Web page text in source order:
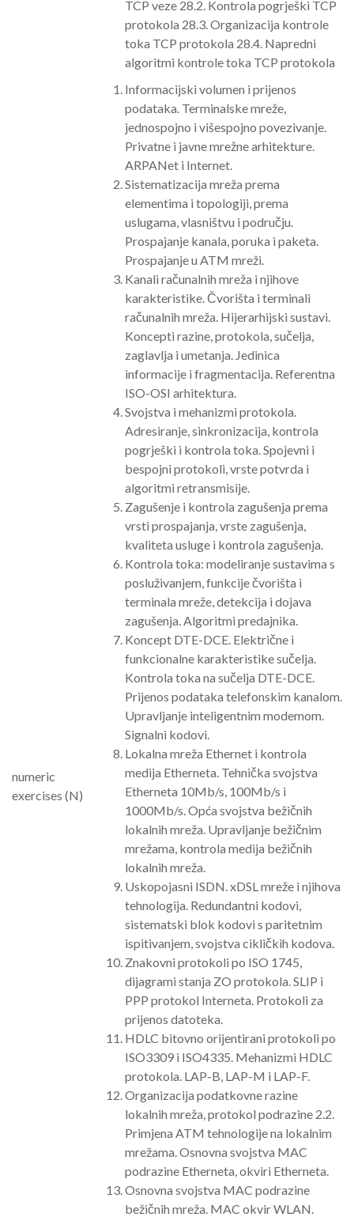
TCP veze 28.2. Kontrola pogrješki TCP
protokola 28.3. Organizacija kontrole
toka TCP protokola 28.4. Napredni
algoritmi kontrole toka TCP protokola
numeric
exercises (N)
Informacijski volumen i prijenos
podataka. Terminalske mreže,
jednospojno i višespojno povezivanje.
Privatne i javne mrežne arhitekture.
ARPANet i Internet.
Sistematizacija mreža prema
elementima i topologiji, prema
uslugama, vlasništvu i području.
Prospajanje kanala, poruka i paketa.
Prospajanje u ATM mreži.
Kanali računalnih mreža i njihove
karakteristike. Čvorišta i terminali
računalnih mreža. Hijerarhijski sustavi.
Koncepti razine, protokola, sučelja,
zaglavlja i umetanja. Jedinica
informacije i fragmentacija. Referentna
ISO-OSI arhitektura.
Svojstva i mehanizmi protokola.
Adresiranje, sinkronizacija, kontrola
pogrješki i kontrola toka. Spojevni i
bespojni protokoli, vrste potvrda i
algoritmi retransmisije.
Zagušenje i kontrola zagušenja prema
vrsti prospajanja, vrste zagušenja,
kvaliteta usluge i kontrola zagušenja.
Kontrola toka: modeliranje sustavima s
posluživanjem, funkcije čvorišta i
terminala mreže, detekcija i dojava
zagušenja. Algoritmi predajnika.
Koncept DTE-DCE. Električne i
funkcionalne karakteristike sučelja.
Kontrola toka na sučelja DTE-DCE.
Prijenos podataka telefonskim kanalom.
Upravljanje inteligentnim modemom.
Signalni kodovi.
Lokalna mreža Ethernet i kontrola
medija Etherneta. Tehnička svojstva
Etherneta 10Mb/s, 100Mb/s i
1000Mb/s. Opća svojstva bežičnih
lokalnih mreža. Upravljanje bežičnim
mrežama, kontrola medija bežičnih
lokalnih mreža.
Uskopojasni ISDN. xDSL mreže i njihova
tehnologija. Redundantni kodovi,
sistematski blok kodovi s paritetnim
ispitivanjem, svojstva cikličkih kodova.
Znakovni protokoli po ISO 1745,
dijagrami stanja ZO protokola. SLIP i
PPP protokol Interneta. Protokoli za
prijenos datoteka.
HDLC bitovno orijentirani protokoli po
ISO3309 i ISO4335. Mehanizmi HDLC
protokola. LAP-B, LAP-M i LAP-F.
Organizacija podatkovne razine
lokalnih mreža, protokol podrazine 2.2.
Primjena ATM tehnologije na lokalnim
mrežama. Osnovna svojstva MAC
podrazine Etherneta, okviri Etherneta.
Osnovna svojstva MAC podrazine
bežičnih mreža. MAC okvir WLAN.